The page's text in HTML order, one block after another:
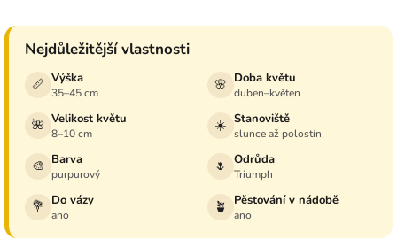
Nejdůležitější vlastnosti
📏 Výška
35–45 cm 🌸 Doba květu
duben–květen
🌺 Velikost květu
8–10 cm ☀️ Stanoviště
slunce až polostín
🎨 Barva
purpurový 🌷 Odrůda
Triumph
💐 Do vázy
ano 🪴 Pěstování v nádobě
ano